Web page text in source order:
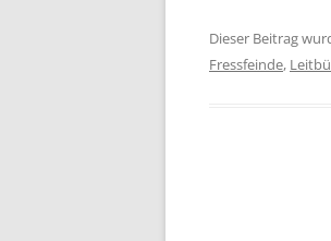
Dieser Beitrag
Fressfeinde,